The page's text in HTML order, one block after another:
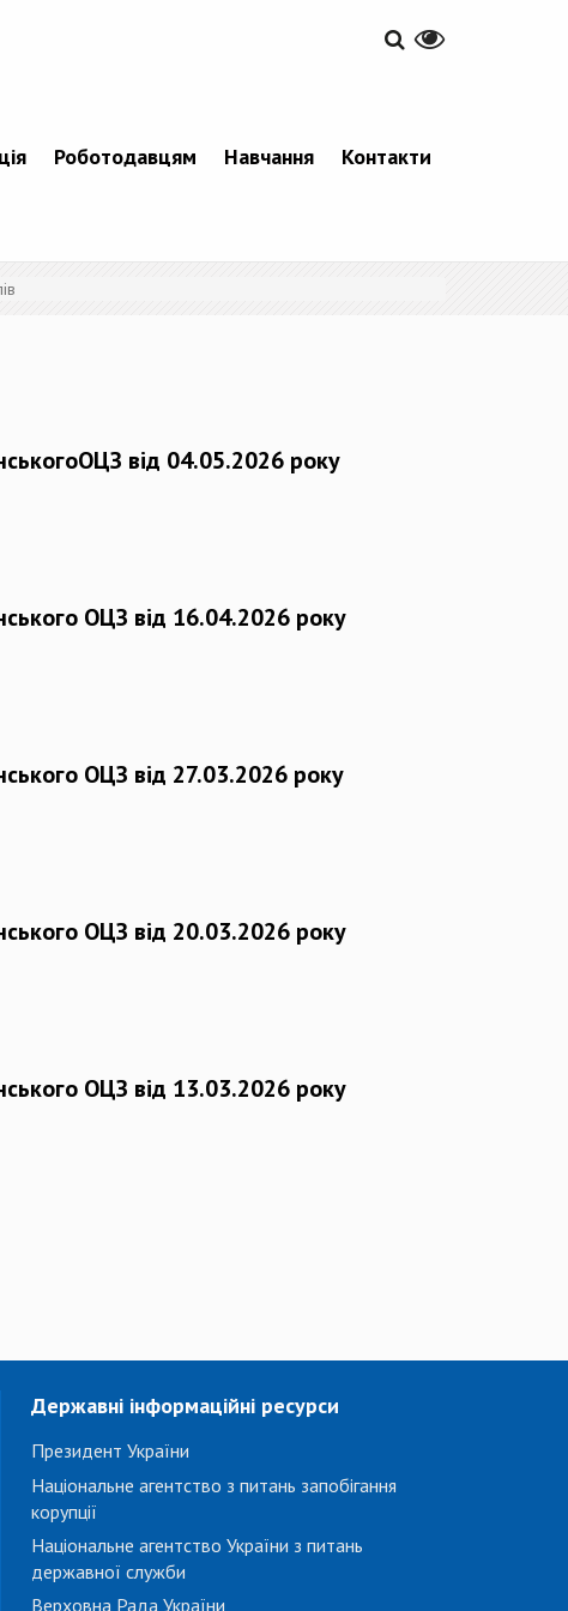
Роботодавцям Навчання Контакти
від 04.05.2026 року
ОЦЗ від 16.04.2026 року
ОЦЗ від 27.03.2026 року
ОЦЗ від 20.03.2026 року
ОЦЗ від 13.03.2026 року
Державні інформаційні ресурси
Президент України
Національне агентство з питань запобігання
корупції
Національне агентство України з питань
державної служби
Верховна Рада України